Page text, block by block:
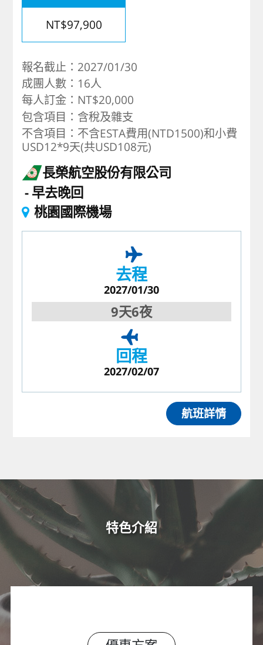
NT$97,900
報名截止：2027/01/30
成團人數：16人
每人訂金：NT$20,000
包含項目：含稅及雜支
不含項目：不含ESTA費用(NTD1500)和小費
USD12*9天(共USD108元)
長榮航空股份有限公司
早去晚回
桃園國際機場
去程
2027/01/30
9天6夜
回程
2027/02/07
航班詳情
特色介紹